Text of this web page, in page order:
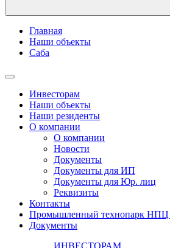
Главная
Наши объекты
Саба
Инвесторам
Наши объекты
Наши резиденты
О компании
О компании
Новости
Документы
Документы для ИП
Документы для Юр. лиц
Реквизиты
Контакты
Промышленный технопарк
Документы
ИНВЕСТОРАМ